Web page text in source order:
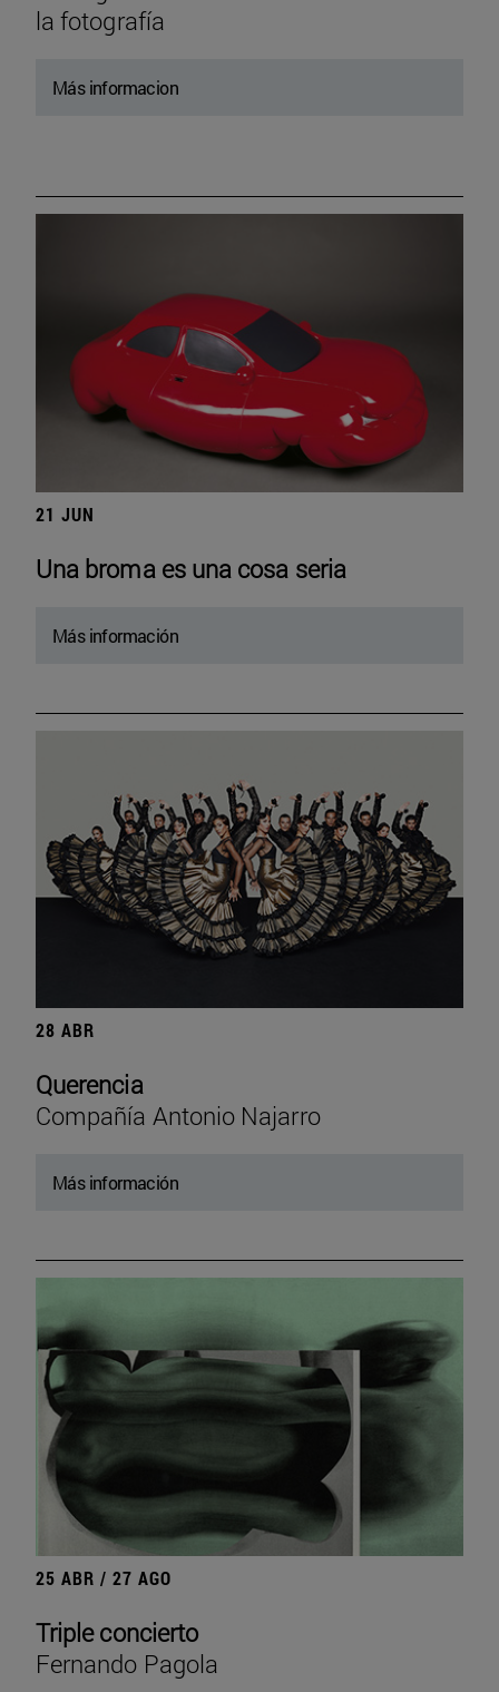
la fotografía
Más informacion
21 JUN
Una broma es una cosa seria
Más información
28 ABR
Querencia
Compañía Antonio Najarro
Más información
25 ABR / 27 AGO
Triple concierto
Fernando Pagola